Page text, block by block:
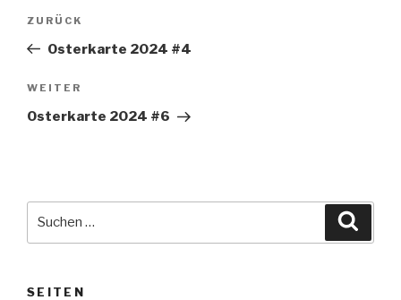
Beitragsnavigation
Vorheriger
Beitrag
ZURÜCK
Osterkarte 2024 #4
Nächster
Beitrag
WEITER
Osterkarte 2024 #6
SEITEN